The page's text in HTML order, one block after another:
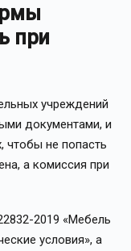
при
учреждений
документами, и
чтобы не попасть
а комиссия при
2019 «Мебель
условия», а